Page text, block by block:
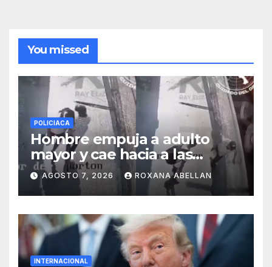
You missed
POLICIACA
Hombre empuja a adulto
mayor y cae hacia a las
ruedas de tráiler en
Monterrey
AGOSTO 7, 2026 ROXANA ABELLAN
INTERNACIONAL